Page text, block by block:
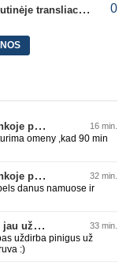
Dvikovas su „Hajduk“ transliuos TV3, paskutinėje transliacijoje – nauji rekordai 0
V. Dambrausko ekipa Čempionų lygos atrankoje patyrė skaudžią nesėkmę 16 min.
omeny ,kad 90 min
V. Dambrausko ekipa Čempionų lygos atrankoje patyrė skaudžią nesėkmę 32 min.
danus namuose ir
A. Tapinas atskleidė, kiek tiksliai „Žalgiris“ jau uždirbo iš UEFA premijų 33 min.
uždirba pinigus už
:)